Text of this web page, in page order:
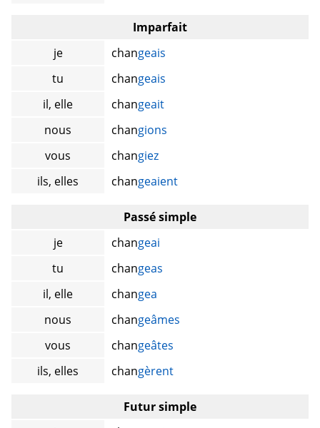
Imparfait
je
changeais
tu
changeais
il, elle
changeait
nous
changions
vous
changiez
ils, elles
changeaient
Passé simple
je
changeai
tu
changeas
il, elle
changea
nous
changeâmes
vous
changeâtes
ils, elles
changèrent
Futur simple